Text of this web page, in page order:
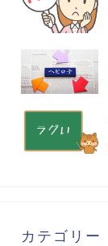
カテゴリー